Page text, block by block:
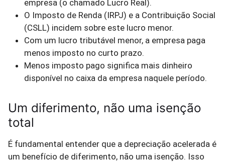
empresa (o chamado Lucro Real).
O Imposto de Renda (IRPJ) e a Contribuição Social
(CSLL) incidem sobre este lucro menor.
Com um lucro tributável menor, a empresa paga
menos imposto no curto prazo.
Menos imposto pago significa mais dinheiro
disponível no caixa da empresa naquele período.
Um diferimento, não uma isenção
total
É fundamental entender que a depreciação acelerada é
um benefício de diferimento, não uma isenção. Isso